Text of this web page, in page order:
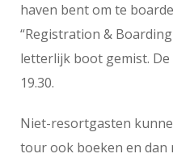
haven bent om te
“Registration &
letterlijk boot gemist.
19.30.
Niet-resortgasten
tour ook boeken en dan